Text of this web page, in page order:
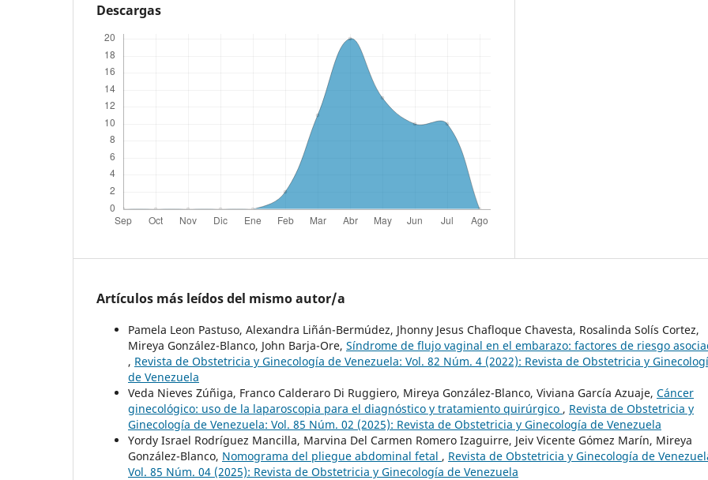
Descargas
Artículos más leídos del mismo autor/a
Pamela Leon Pastuso, Alexandra Liñán-Bermúdez, Jhonny Jesus Chafloque Chavesta, Rosalinda Solís Cortez,
Mireya González-Blanco, John Barja-Ore, Síndrome de flujo vaginal en el embarazo: factores de riesgo
, Revista de Obstetricia y Ginecología de Venezuela: Vol. 82 Núm. 4 (2022): Revista de Obstetricia y
de Venezuela
Veda Nieves Zúñiga, Franco Calderaro Di Ruggiero, Mireya González-Blanco, Viviana García Azuaje, Cáncer
ginecológico: uso de la laparoscopia para el diagnóstico y tratamiento quirúrgico , Revista de Obstetricia y
Ginecología de Venezuela: Vol. 85 Núm. 02 (2025): Revista de Obstetricia y Ginecología de Venezuela
Yordy Israel Rodríguez Mancilla, Marvina Del Carmen Romero Izaguirre, Jeiv Vicente Gómez Marín, Mireya
González-Blanco, Nomograma del pliegue abdominal fetal , Revista de Obstetricia y Ginecología de
Vol. 85 Núm. 04 (2025): Revista de Obstetricia y Ginecología de Venezuela